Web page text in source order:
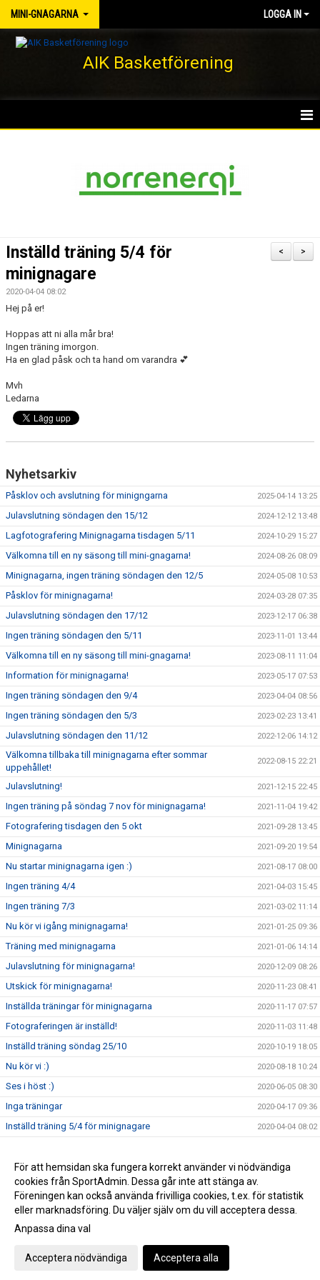
MINI-GNAGARNA LOGGA IN
AIK Basketförening
TRUPPEN
BILDGALLERI
KONTAKT
>
<
Inställd träning 5/4 för
minignagare
2020-04-04 08:02
Hej på er!
Hoppas att ni alla mår bra!
Ingen träning imorgon.
Ha en glad påsk och ta hand om varandra 💕
Mvh
Ledarna
Nyhetsarkiv
Påsklov och avslutning för minigngarna 2025-04-14 13:25
Julavslutning söndagen den 15/12 2024-12-12 13:48
Lagfotografering Minignagarna tisdagen 5/11 2024-10-29 15:27
Välkomna till en ny säsong till mini-gnagarna! 2024-08-26 08:09
Minignagarna, ingen träning söndagen den 12/5 2024-05-08 10:53
Påsklov för minignagarna! 2024-03-28 07:35
Julavslutning söndagen den 17/12 2023-12-17 06:38
Ingen träning söndagen den 5/11 2023-11-01 13:44
Välkomna till en ny säsong till mini-gnagarna! 2023-08-11 11:04
Information för minignagarna! 2023-05-17 07:53
Ingen träning söndagen den 9/4 2023-04-04 08:56
Ingen träning söndagen den 5/3 2023-02-23 13:41
Julavslutning söndagen den 11/12 2022-12-06 14:12
Välkomna tillbaka till minignagarna efter sommar
uppehållet!
2022-08-15 22:21
Julavslutning! 2021-12-15 22:45
Ingen träning på söndag 7 nov för minignagarna! 2021-11-04 19:42
Fotografering tisdagen den 5 okt 2021-09-28 13:45
Minignagarna 2021-09-20 19:54
Nu startar minignagarna igen :) 2021-08-17 08:00
Ingen träning 4/4 2021-04-03 15:45
Ingen träning 7/3 2021-03-02 11:14
Nu kör vi igång minignagarna! 2021-01-25 09:36
Träning med minignagarna 2021-01-06 14:14
Julavslutning för minignagarna! 2020-12-09 08:26
Utskick för minignagarna! 2020-11-23 08:41
Inställda träningar för minignagarna 2020-11-17 07:57
Fotograferingen är inställd! 2020-11-03 11:48
Inställd träning söndag 25/10 2020-10-19 18:05
Nu kör vi :) 2020-08-18 10:24
Ses i höst :) 2020-06-05 08:30
Inga träningar 2020-04-17 09:36
Inställd träning 5/4 för minignagare 2020-04-04 08:02
Sporlov 2020-02-24 10:51
Julavslutning för minignagare! 2019-12-12 12:02
Gå till Webbversion
För att hemsidan ska fungera korrekt använder vi nödvändiga
cookies från SportAdmin. Dessa går inte att stänga av.
Föreningen kan också använda frivilliga cookies, t.ex. för statistik
eller marknadsföring. Du väljer själv om du vill acceptera dessa.
Anpassa dina val
Acceptera nödvändiga Acceptera alla